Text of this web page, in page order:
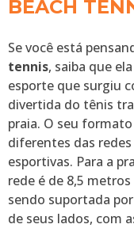
BEACH
Se você está
tennis, saiba que
esporte que surgiu
divertida do tênis
praia. O seu
diferentes das
esportivas. Para a
rede é de 8,5
sendo suportada
de seus lados, com